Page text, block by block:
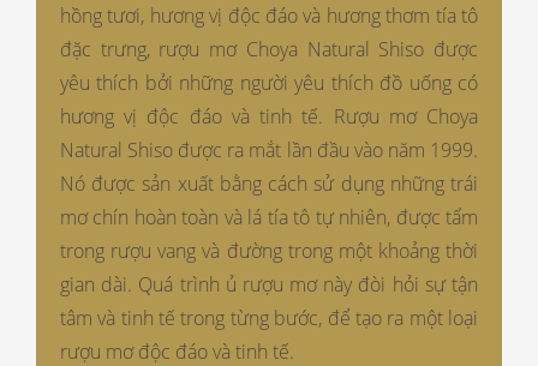
hồng tươi, hương vị độc đáo và hương thơm tía tô
đặc trưng, rượu mơ Choya Natural Shiso được
yêu thích bởi những người yêu thích đồ uống có
hương vị độc đáo và tinh tế. Rượu mơ Choya
Natural Shiso được ra mắt lần đầu vào năm 1999.
Nó được sản xuất bằng cách sử dụng những trái
mơ chín hoàn toàn và lá tía tô tự nhiên, được tẩm
trong rượu vang và đường trong một khoảng thời
gian dài. Quá trình ủ rượu mơ này đòi hỏi sự tận
tâm và tinh tế trong từng bước, để tạo ra một loại
rượu mơ độc đáo và tinh tế.